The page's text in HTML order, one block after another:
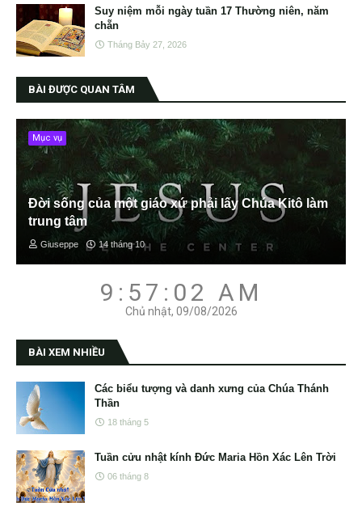
Suy niệm mỗi ngày tuần 17 Thường niên, năm
chẵn
Tháng Bảy 27, 2026
BÀI ĐƯỢC QUAN TÂM
Mục vụ
Đời sống của một giáo xứ phải lấy Chúa Kitô làm
trung tâm
Giuseppe 14 tháng 10
9:57:03 AM
Chủ nhật, 09/08/2026
BÀI XEM NHIỀU
Các biểu tượng và danh xưng của Chúa Thánh
Thần
18 tháng 5
Tuần cửu nhật kính Đức Maria Hồn Xác Lên Trời
06 tháng 8